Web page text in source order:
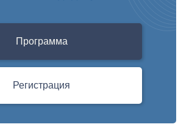
Программа
Регистрация